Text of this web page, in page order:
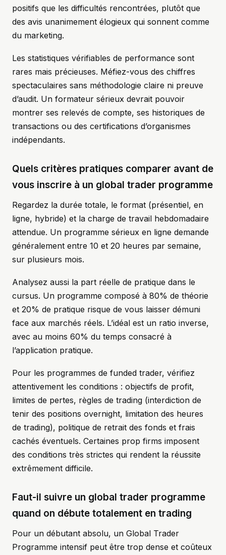
positifs que les difficultés rencontrées, plutôt que
des avis unanimement élogieux qui sonnent comme
du marketing.
Les statistiques vérifiables de performance sont
rares mais précieuses. Méfiez-vous des chiffres
spectaculaires sans méthodologie claire ni preuve
d’audit. Un formateur sérieux devrait pouvoir
montrer ses relevés de compte, ses historiques de
transactions ou des certifications d’organismes
indépendants.
Quels critères pratiques comparer avant de
vous inscrire à un global trader programme
Regardez la durée totale, le format (présentiel, en
ligne, hybride) et la charge de travail hebdomadaire
attendue. Un programme sérieux en ligne demande
généralement entre 10 et 20 heures par semaine,
sur plusieurs mois.
Analysez aussi la part réelle de pratique dans le
cursus. Un programme composé à 80% de théorie
et 20% de pratique risque de vous laisser démuni
face aux marchés réels. L’idéal est un ratio inverse,
avec au moins 60% du temps consacré à
l’application pratique.
Pour les programmes de funded trader, vérifiez
attentivement les conditions : objectifs de profit,
limites de pertes, règles de trading (interdiction de
tenir des positions overnight, limitation des heures
de trading), politique de retrait des fonds et frais
cachés éventuels. Certaines prop firms imposent
des conditions très strictes qui rendent la réussite
extrêmement difficile.
Faut-il suivre un global trader programme
quand on débute totalement en trading
Pour un débutant absolu, un Global Trader
Programme intensif peut être trop dense et coûteux